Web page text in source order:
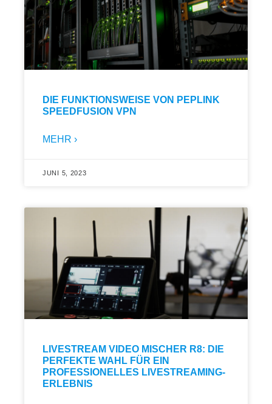
DIE FUNKTIONSWEISE VON PEPLINK
SPEEDFUSION VPN
MEHR ›
JUNI 5, 2023
LIVESTREAM VIDEO MISCHER R8: DIE
PERFEKTE WAHL FÜR EIN
PROFESSIONELLES LIVESTREAMING-
ERLEBNIS